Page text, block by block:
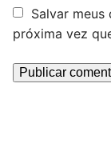
Salvar
próxima vez